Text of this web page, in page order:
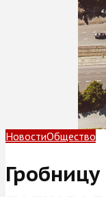
НовостиОбщество